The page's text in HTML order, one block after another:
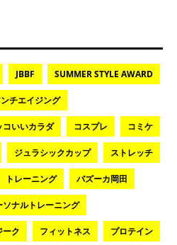
JBBF SUMMER STYLE AWARD
チエイジング
コいいカラダ コスプレ コミケ
ジュラシックカップ ストレッチ
トレーニング バズーカ岡田
ソナルトレーニング
ーク フィットネス プロテイン